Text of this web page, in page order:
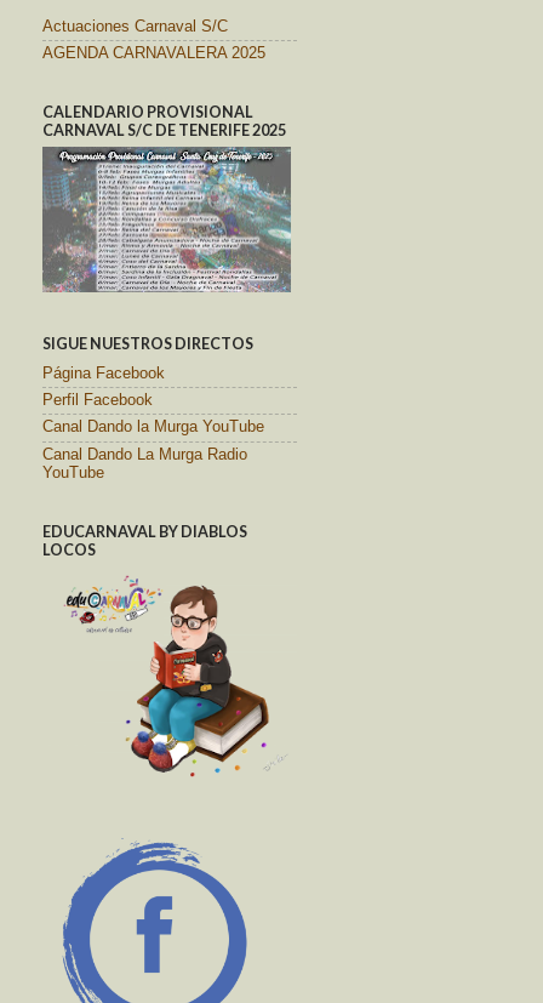
Actuaciones Carnaval S/C
AGENDA CARNAVALERA 2025
CALENDARIO PROVISIONAL
CARNAVAL S/C DE TENERIFE 2025
SIGUE NUESTROS DIRECTOS
Página Facebook
Perfil Facebook
Canal Dando la Murga YouTube
Canal Dando La Murga Radio
YouTube
EDUCARNAVAL BY DIABLOS
LOCOS